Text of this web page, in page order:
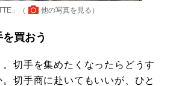
」（ 他の写真を見る ）
買おう
切手を集めたくなったらどうす
切手商に赴いてもいいが、ひと